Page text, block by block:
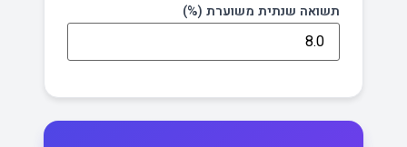
תשואה שנתית משוערת (%)